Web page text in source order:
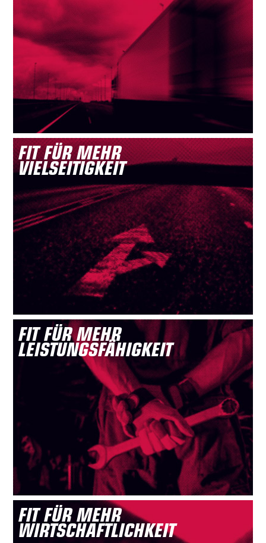
FIT FÜR MEHR
VIELSEITIGKEIT
FIT FÜR MEHR
LEISTUNGSFÄHIGKEIT
FIT FÜR MEHR
WIRTSCHAFTLICHKEIT